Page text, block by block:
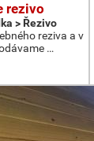
rezivo
> Řezivo
reziva a v
…